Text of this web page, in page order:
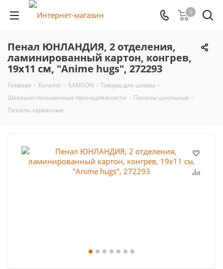
0
Пенал ЮНЛАНДИЯ, 2 отделения,
ламинированный картон, конгрев,
19х11 см, "Anime hugs", 272293
Главная - Каталог - SAMSON - Товары для школы -
Школьно-письменные принадлежности - Пеналы школьные -
Пеналы каркасные